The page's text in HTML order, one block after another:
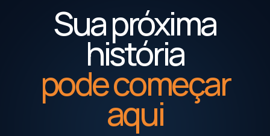
Sua próxima
história
pode começar
aqui